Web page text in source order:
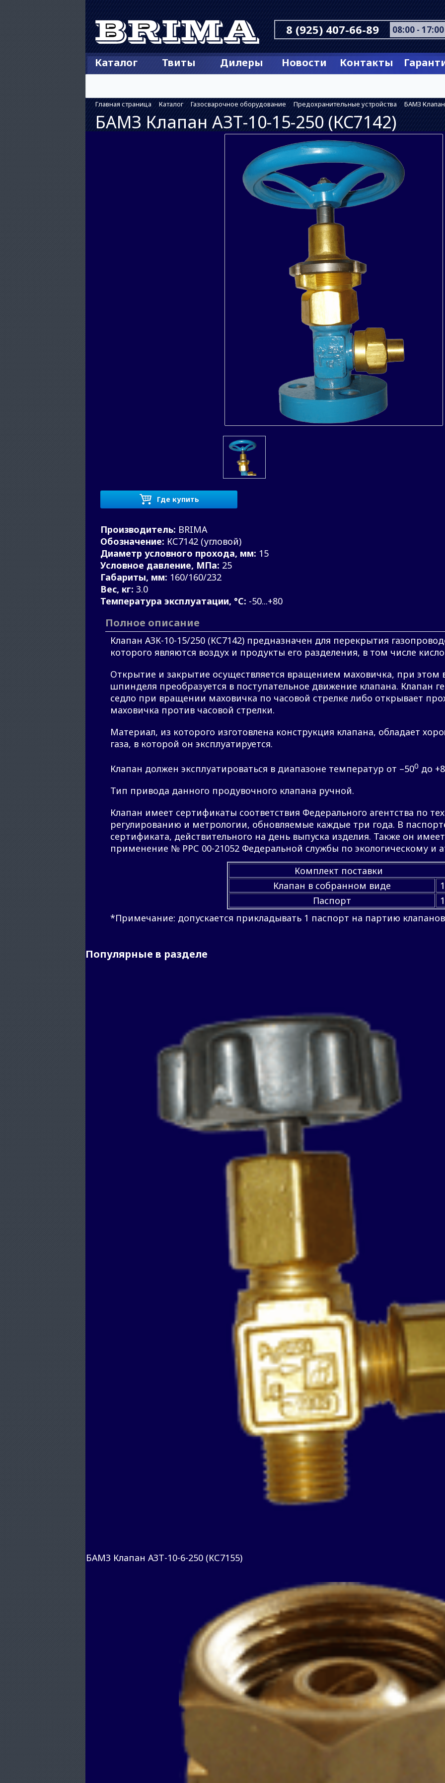
8 (925) 407-66-89 08:00 - 17:00
Каталог Твиты Дилеры Новости Контакты
Главная страница Каталог Газосварочное оборудование Предохранительные устройства БАМЗ
БАМЗ Клапан АЗТ-10-15-250 (КС7142)
Где купить
Производитель: BRIMA
Обозначение: КС7142 (угловой)
Диаметр условного прохода, мм: 15
Условное давление, МПа: 25
Габариты, мм: 160/160/232
Вес, кг: 3.0
Температура эксплуатации, °С: -50...+80
Полное описание
Клапан АЗК-10-15/250 (КС7142) предназначен для перекрытия
которого являются воздух и продукты его разделения, в том числе
Открытие и закрытие осуществляется вращением маховичка, при этом
шпинделя преобразуется в поступательное движение клапана. Клапан
седло при вращении маховичка по часовой стрелке либо открывает
маховичка против часовой стрелки.
Материал, из которого изготовлена конструкция клапана, обладает
газа, в которой он эксплуатируется.
Клапан должен эксплуатироваться в диапазоне температур от –500 до
Тип привода данного продувочного клапана ручной.
Клапан имеет сертификаты соответствия Федерального агентства по
регулированию и метрологии, обновляемые каждые три года. В
сертификата, действительного на день выпуска изделия. Также он
применение № РРС 00-21052 Федеральной службы по экологическому и
Комплект поставки
Клапан в собранном виде
1
Паспорт
1
*Примечание: допускается прикладывать 1 паспорт на партию
Популярные в разделе
БАМЗ Клапан АЗТ-10-6-250 (КС7155)